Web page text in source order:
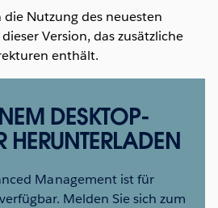
Nutzung des neuesten
Version, das zusätzliche
enthält.
DESKTOP-
HERUNTERLADEN
Management ist für
Melden Sie sich zum